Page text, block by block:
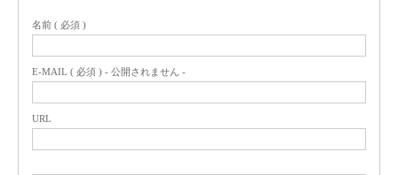
名前 ( 必須 )
E-MAIL ( 必須 ) - 公開されません -
URL